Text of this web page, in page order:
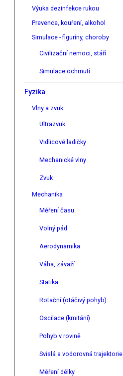
Výuka dezinfekce rukou
Prevence, kouření, alkohol
Simulace - figuríny, choroby
Civilizační nemoci, stáří
Simulace ochrnutí
Fyzika
Vlny a zvuk
Ultrazvuk
Vidlicové ladičky
Mechanické vlny
Zvuk
Mechanika
Měření času
Volný pád
Aerodynamika
Váha, závaží
Statika
Rotační (otáčivý pohyb)
Oscilace (kmitání)
Pohyb v rovině
Svislá a vodorovná trajektorie
Měření délky